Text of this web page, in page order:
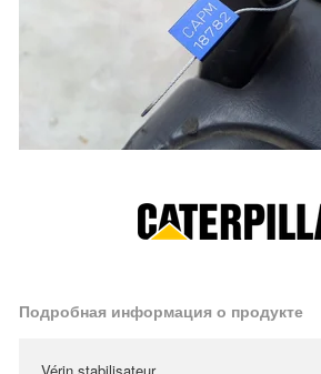
Подробная информация о продукте